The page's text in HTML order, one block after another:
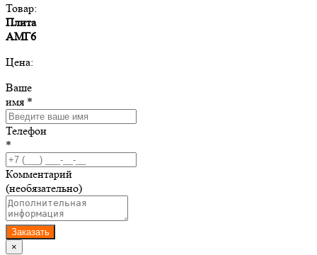
Товар:
Плита
АМГ6
Цена:
Ваше
имя *
Телефон
*
Комментарий
(необязательно)
Заказать
×